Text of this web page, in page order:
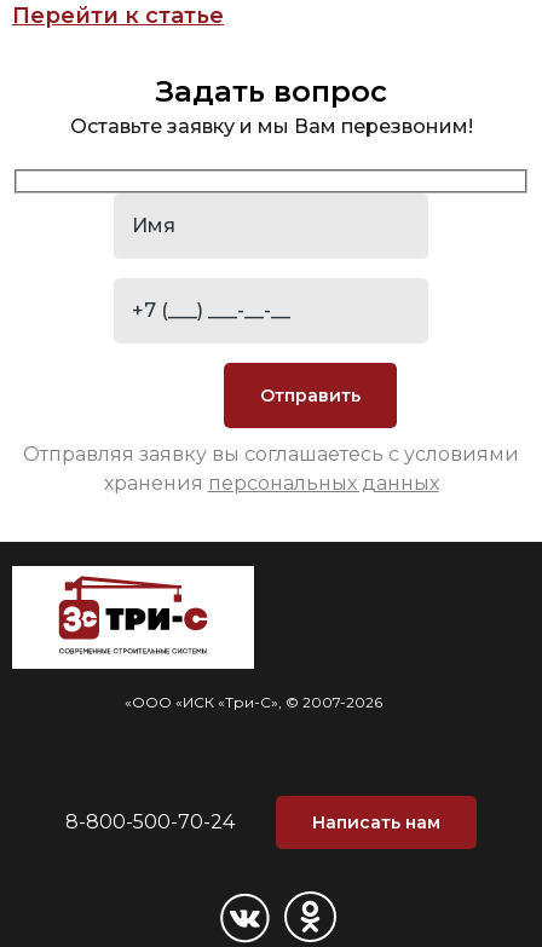
Перейти к статье
Задать вопрос
Оставьте заявку и мы Вам перезвоним!
Отправляя заявку вы соглашаетесь с условиями
хранения персональных данных
«ООО «ИСК «Три-С», © 2007-2026
8-800-500-70-24 Написать нам